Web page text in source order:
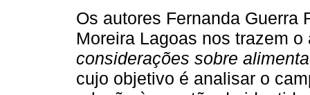
Os autores Fernanda Guerra
Moreira Lagoas nos trazem
considerações sobre
cujo objetivo é analisar o